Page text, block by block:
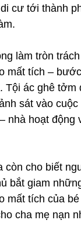
cư tới thành
làm tròn
mất tích –
Tội ác ghê tởm
sát vào
nhà hoạt động
còn cho biết
bắt giam
mất tích của
cha mẹ nạn